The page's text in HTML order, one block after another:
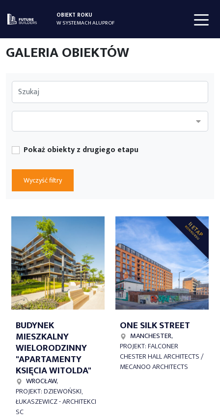
OBIEKT ROKU
W SYSTEMACH ALUPROF
GALERIA OBIEKTÓW
Pokaż obiekty z drugiego etapu
Wyczyść filtry
BUDYNEK
MIESZKALNY
WIELORODZINNY
"APARTAMENTY
KSIĘCIA WITOLDA"
WROCŁAW,
PROJEKT: DZIEWOŃSKI,
ŁUKASZEWICZ - ARCHITEKCI
SC
II ETAP
KONKURSU
ONE SILK STREET
MANCHESTER,
PROJEKT: FALCONER
CHESTER HALL ARCHITECTS /
MECANOO ARCHITECTS